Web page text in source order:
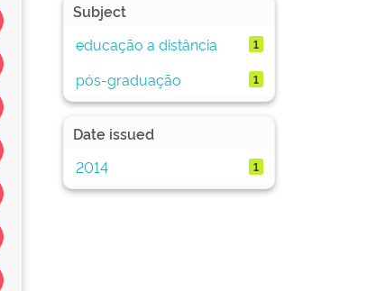
Subject
educação a distância
1
pós-graduação 1
Date issued
2014
1